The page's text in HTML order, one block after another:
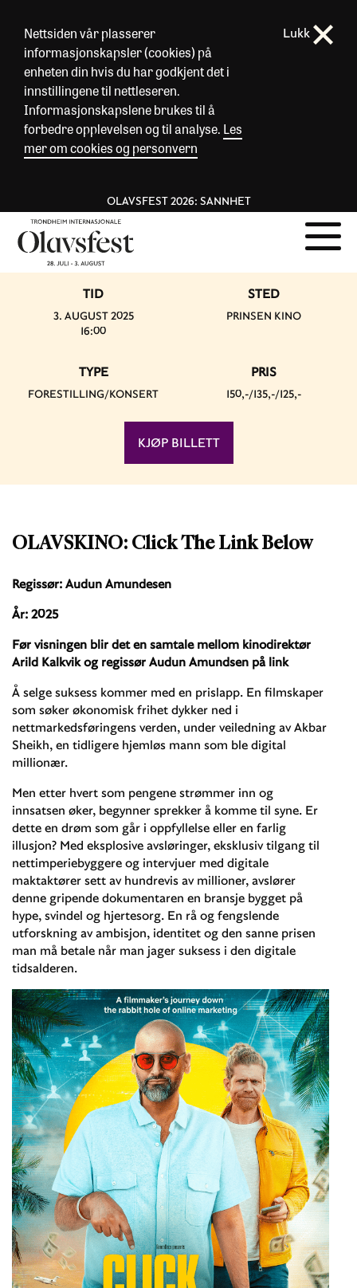
Nettsiden vår plasserer
informasjonskapsler (cookies) på
enheten din hvis du har godkjent det i
innstillingene til nettleseren.
Informasjonskapslene brukes til å
forbedre opplevelsen og til analyse. Les
mer om cookies og personvern
Lukk
OLAVSFEST 2026: SANNHET
OLAVSKINO: Click The Link Below
Regissør: Audun Amundesen
År: 2025
Før visningen blir det en samtale mellom kinodirektør
Arild Kalkvik og regissør Audun Amundsen på link
Å selge suksess kommer med en prislapp. En filmskaper
som søker økonomisk frihet dykker ned i
nettmarkedsføringens verden, under veiledning av Akbar
Sheikh, en tidligere hjemløs mann som ble digital
millionær.
Men etter hvert som pengene strømmer inn og
innsatsen øker, begynner sprekker å komme til syne. Er
dette en drøm som går i oppfyllelse eller en farlig
illusjon? Med eksplosive avsløringer, eksklusiv tilgang til
nettimperiebyggere og intervjuer med digitale
maktaktører sett av hundrevis av millioner, avslører
denne gripende dokumentaren en bransje bygget på
hype, svindel og hjertesorg. En rå og fengslende
utforskning av ambisjon, identitet og den sanne prisen
man må betale når man jager suksess i den digitale
tidsalderen.
TID
3. AUGUST 2025
16:00
STED
PRINSEN KINO
TYPE
FORESTILLING/KONSERT
PRIS
150,-/135,-/125,-
KJØP BILLETT